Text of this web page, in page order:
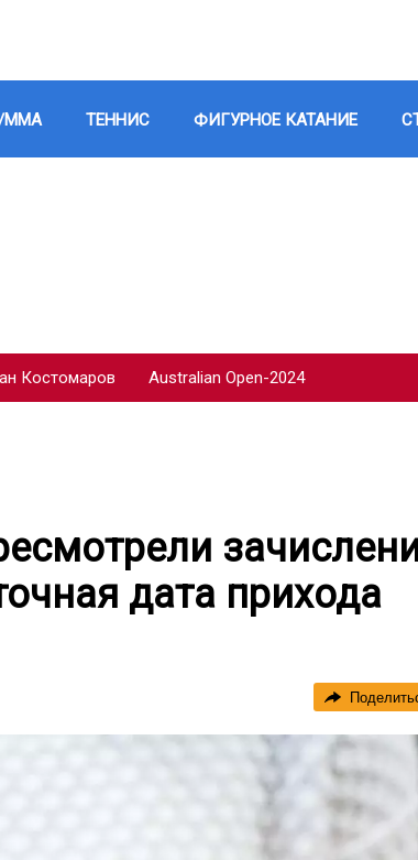
ММА ТЕННИС ФИГУРНОЕ КАТАНИЕ
Костомаров Australian Open-2024
дата прихода